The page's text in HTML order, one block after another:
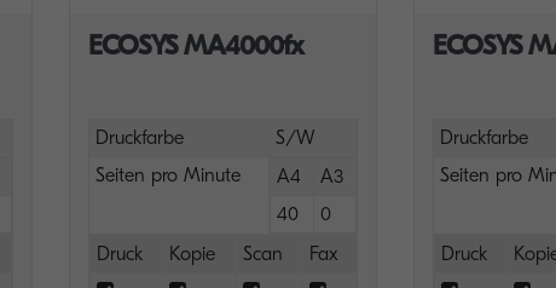
ECOSYS MA4000fx
Druckfarbe
S/W
Seiten pro Minute
A4
A3
40
0
Druck
Kopie Scan Fax
ECOSYS
Druckfarbe
Seiten pro
Druck